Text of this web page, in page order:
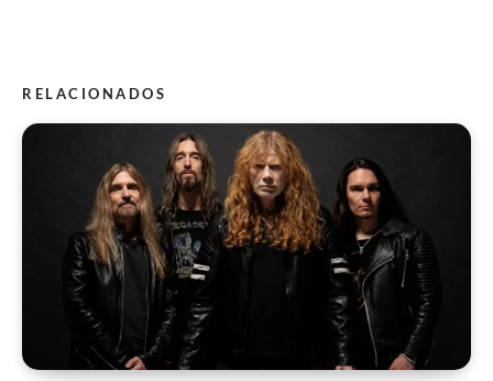
RELACIONADOS